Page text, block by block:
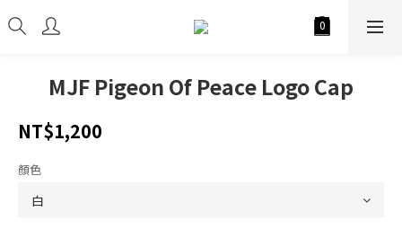
MJF Pigeon Of Peace Logo Cap
NT$1,200
顏色